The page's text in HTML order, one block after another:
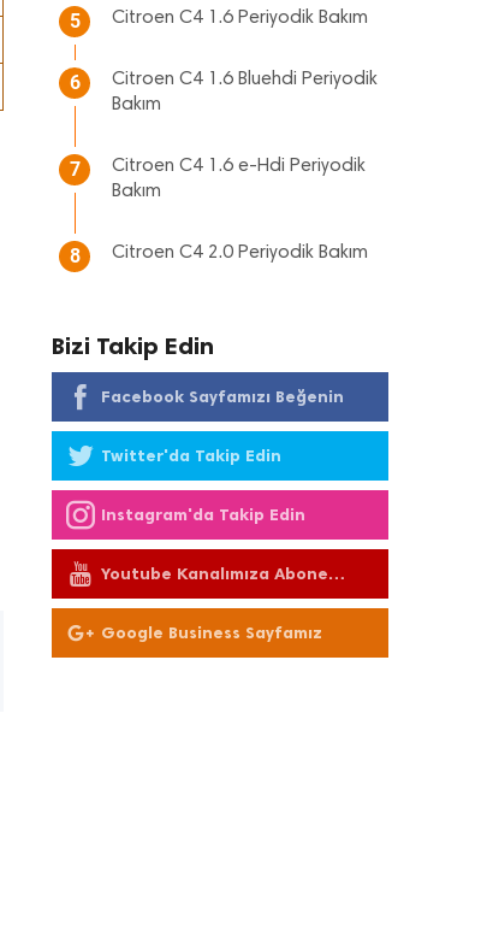
5 Citroen C4 1.6 Periyodik Bakım
6
Citroen C4 1.6 Bluehdi Periyodik
Bakım
7
Citroen C4 1.6 e-Hdi Periyodik
Bakım
8 Citroen C4 2.0 Periyodik Bakım
Bizi Takip Edin
Facebook Sayfamızı Beğenin
Twitter'da Takip Edin
Instagram'da Takip Edin
Youtube Kanalımıza Abone
Olun
Google Business Sayfamız